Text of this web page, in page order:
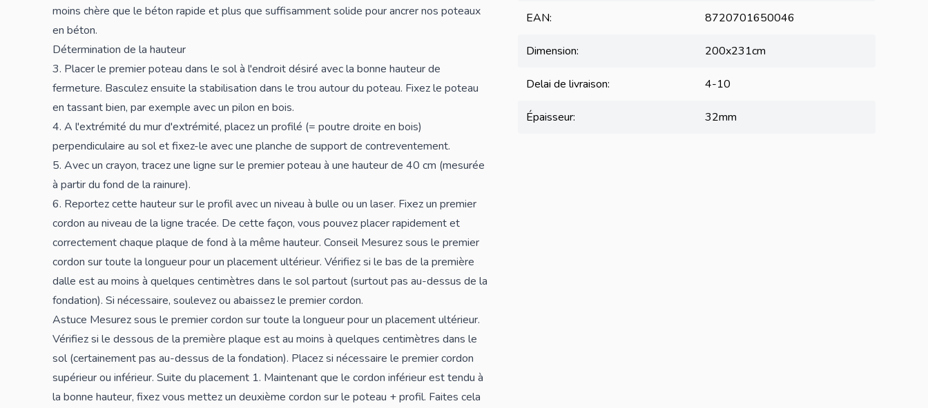
moins chère que le béton rapide et plus que suffisamment solide pour ancrer nos poteaux
en béton.
Détermination de la hauteur
3. Placer le premier poteau dans le sol à l'endroit désiré avec la bonne hauteur de
fermeture. Basculez ensuite la stabilisation dans le trou autour du poteau. Fixez le poteau
en tassant bien, par exemple avec un pilon en bois.
4. A l'extrémité du mur d'extrémité, placez un profilé (= poutre droite en bois)
perpendiculaire au sol et fixez-le avec une planche de support de contreventement.
5. Avec un crayon, tracez une ligne sur le premier poteau à une hauteur de 40 cm (mesurée
à partir du fond de la rainure).
6. Reportez cette hauteur sur le profil avec un niveau à bulle ou un laser. Fixez un premier
cordon au niveau de la ligne tracée. De cette façon, vous pouvez placer rapidement et
correctement chaque plaque de fond à la même hauteur. Conseil Mesurez sous le premier
cordon sur toute la longueur pour un placement ultérieur. Vérifiez si le bas de la première
dalle est au moins à quelques centimètres dans le sol partout (surtout pas au-dessus de la
fondation). Si nécessaire, soulevez ou abaissez le premier cordon.
Astuce Mesurez sous le premier cordon sur toute la longueur pour un placement ultérieur.
Vérifiez si le dessous de la première plaque est au moins à quelques centimètres dans le
sol (certainement pas au-dessus de la fondation). Placez si nécessaire le premier cordon
supérieur ou inférieur. Suite du placement 1. Maintenant que le cordon inférieur est tendu à
la bonne hauteur, fixez vous mettez un deuxième cordon sur le poteau + profil. Faites cela
EAN: 8720701650046
Dimension: 200x231cm
Delai de livraison: 4-10
Épaisseur: 32mm